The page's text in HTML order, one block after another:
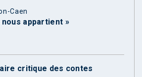
Caen
nous appartient »
critique des contes